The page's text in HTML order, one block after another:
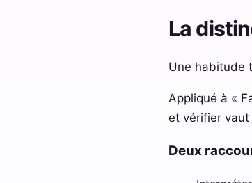
La
Une habitude
Appliqué à «
et vérifier
Deux